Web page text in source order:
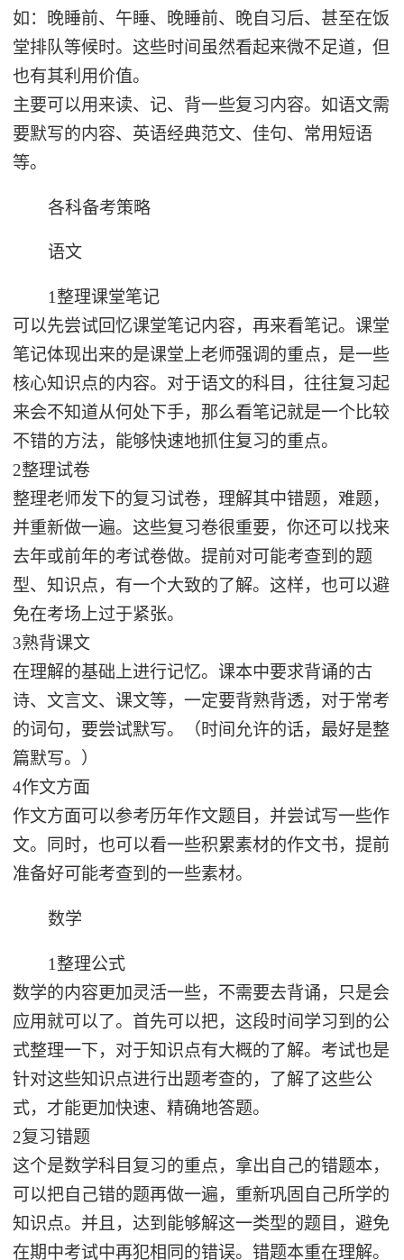
如：晚睡前、午睡、晚睡前、晚自习后、甚至在饭
堂排队等候时。这些时间虽然看起来微不足道，但
也有其利用价值。
主要可以用来读、记、背一些复习内容。如语文需
要默写的内容、英语经典范文、佳句、常用短语
等。
各科备考策略
语文
1整理课堂笔记
可以先尝试回忆课堂笔记内容，再来看笔记。课堂
笔记体现出来的是课堂上老师强调的重点，是一些
核心知识点的内容。对于语文的科目，往往复习起
来会不知道从何处下手，那么看笔记就是一个比较
不错的方法，能够快速地抓住复习的重点。
2整理试卷
整理老师发下的复习试卷，理解其中错题，难题，
并重新做一遍。这些复习卷很重要，你还可以找来
去年或前年的考试卷做。提前对可能考查到的题
型、知识点，有一个大致的了解。这样，也可以避
免在考场上过于紧张。
3熟背课文
在理解的基础上进行记忆。课本中要求背诵的古
诗、文言文、课文等，一定要背熟背透，对于常考
的词句，要尝试默写。（时间允许的话，最好是整
篇默写。）
4作文方面
作文方面可以参考历年作文题目，并尝试写一些作
文。同时，也可以看一些积累素材的作文书，提前
准备好可能考查到的一些素材。
数学
1整理公式
数学的内容更加灵活一些，不需要去背诵，只是会
应用就可以了。首先可以把，这段时间学习到的公
式整理一下，对于知识点有大概的了解。考试也是
针对这些知识点进行出题考查的，了解了这些公
式，才能更加快速、精确地答题。
2复习错题
这个是数学科目复习的重点，拿出自己的错题本，
可以把自己错的题再做一遍，重新巩固自己所学的
知识点。并且，达到能够解这一类型的题目，避免
在期中考试中再犯相同的错误。错题本重在理解。